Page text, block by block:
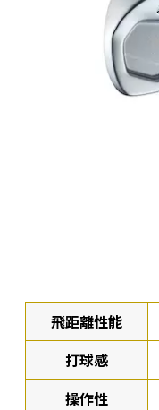
飛距離性能
打球感
操作性